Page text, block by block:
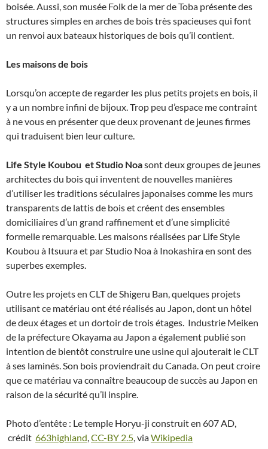
boisée. Aussi, son musée Folk de la mer de Toba présente des
structures simples en arches de bois très spacieuses qui font
un renvoi aux bateaux historiques de bois qu’il contient.
Les maisons de bois
Lorsqu’on accepte de regarder les plus petits projets en bois, il
y a un nombre infini de bijoux. Trop peu d’espace me contraint
à ne vous en présenter que deux provenant de jeunes firmes
qui traduisent bien leur culture.
Life Style Koubou et Studio Noasont deux groupes de jeunes
architectes du bois qui inventent de nouvelles manières
d’utiliser les traditions séculaires japonaises comme les murs
transparents de lattis de bois et créent des ensembles
domiciliaires d’un grand raffinement et d’une simplicité
formelle remarquable. Les maisons réalisées par Life Style
Koubou à Itsuura et par Studio Noa à Inokashira en sont des
superbes exemples.
Outre les projets en CLT de Shigeru Ban, quelques projets
utilisant ce matériau ont été réalisés au Japon, dont un hôtel
de deux étages et un dortoir de trois étages. Industrie Meiken
de la préfecture Okayama au Japon a également publié son
intention de bientôt construire une usine qui ajouterait le CLT
à ses laminés. Son bois proviendrait du Canada. On peut croire
que ce matériau va connaître beaucoup de succès au Japon en
raison de la sécurité qu’il inspire.
Photo d’entête : Le temple Horyu-ji construit en 607 AD,
crédit 663highland,CC-BY 2.5, viaWikipedia